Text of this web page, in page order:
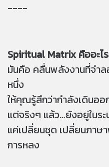
----
Spiritual Matrix คืออะไ
มันคือ คลื่นพลังงานที่จำล
หนึ่ง
ให้คุณรู้สึกว่ากำลังเดินออ
แต่จริงๆ แล้ว…ยังอยู่ในร
แค่เปลี่ยนชุด เปลี่ยนภาษ
การหลง